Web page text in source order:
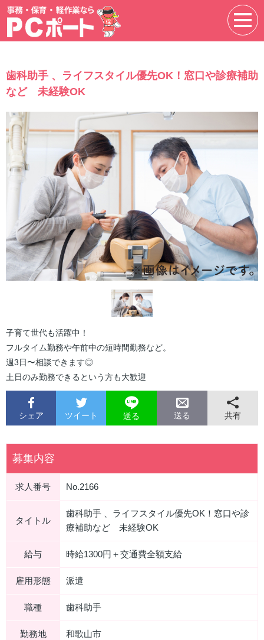
歯科助手 、ライフスタイル優先OK！窓口や診療補助
など 未経験OK
子育て世代も活躍中！
フルタイム勤務や午前中の短時間勤務など。
週3日〜相談できます◎
土日のみ勤務できるという方も大歓迎
シェア ツイート 送る 送る 共有
募集内容
求人番号 No.2166
タイトル
歯科助手 、ライフスタイル優先OK！窓口や診
療補助など 未経験OK
給与 時給1300円＋交通費全額支給
雇用形態 派遣
職種 歯科助手
勤務地 和歌山市